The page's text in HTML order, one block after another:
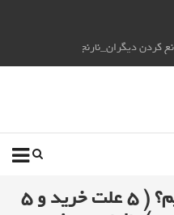
بیت کوین بخریم یا نخریم؟ ( ۵ علت خرید و ۵